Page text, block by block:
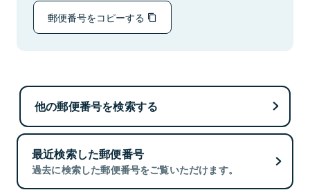
郵便番号をコピーする
他の郵便番号を検索する
最近検索した郵便番号
過去に検索した郵便番号をご覧いただけます。